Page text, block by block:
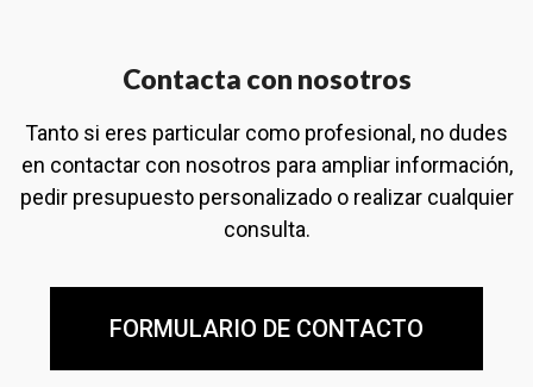
Contacta con nosotros
Tanto si eres particular como profesional, no dudes
en contactar con nosotros para ampliar información,
pedir presupuesto personalizado o realizar cualquier
consulta.
FORMULARIO DE CONTACTO